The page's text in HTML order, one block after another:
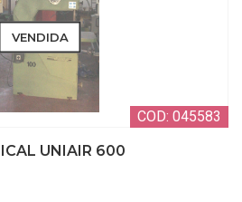
COD: 045583
VENDIDA
UNIAIR 600